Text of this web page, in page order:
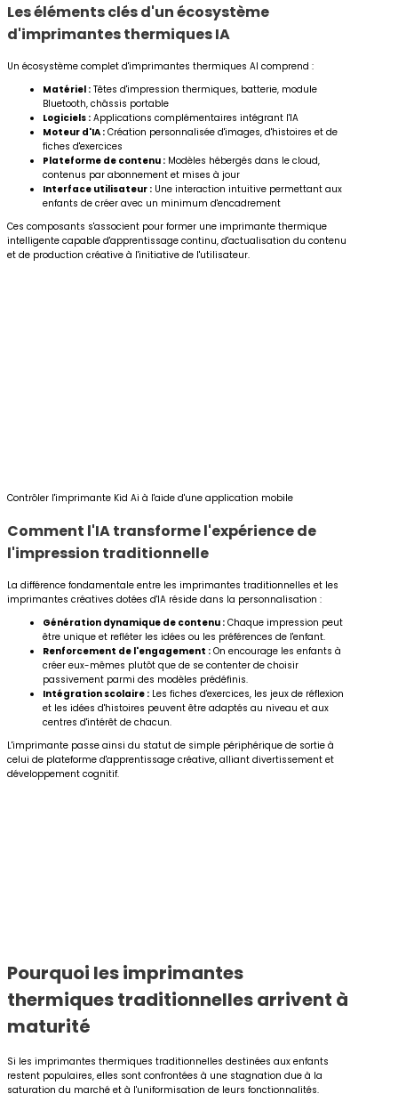
Les éléments clés d'un écosystème
d'imprimantes thermiques IA
Un écosystème complet d'imprimantes thermiques AI comprend :
Matériel : Têtes d'impression thermiques, batterie, module
Bluetooth, châssis portable
Logiciels : Applications complémentaires intégrant l'IA
Moteur d'IA : Création personnalisée d'images, d'histoires et de
fiches d'exercices
Plateforme de contenu : Modèles hébergés dans le cloud,
contenus par abonnement et mises à jour
Interface utilisateur : Une interaction intuitive permettant aux
enfants de créer avec un minimum d'encadrement
Ces composants s'associent pour former une imprimante thermique
intelligente capable d'apprentissage continu, d'actualisation du contenu
et de production créative à l'initiative de l'utilisateur.
Contrôler l'imprimante Kid Ai à l'aide d'une application mobile
Comment l'IA transforme l'expérience de
l'impression traditionnelle
La différence fondamentale entre les imprimantes traditionnelles et les
imprimantes créatives dotées d'IA réside dans la personnalisation :
Génération dynamique de contenu : Chaque impression peut
être unique et refléter les idées ou les préférences de l'enfant.
Renforcement de l'engagement : On encourage les enfants à
créer eux-mêmes plutôt que de se contenter de choisir
passivement parmi des modèles prédéfinis.
Intégration scolaire : Les fiches d'exercices, les jeux de réflexion
et les idées d'histoires peuvent être adaptés au niveau et aux
centres d'intérêt de chacun.
L'imprimante passe ainsi du statut de simple périphérique de sortie à
celui de plateforme d'apprentissage créative, alliant divertissement et
développement cognitif.
Pourquoi les imprimantes
thermiques traditionnelles arrivent à
maturité
Si les imprimantes thermiques traditionnelles destinées aux enfants
restent populaires, elles sont confrontées à une stagnation due à la
saturation du marché et à l'uniformisation de leurs fonctionnalités.